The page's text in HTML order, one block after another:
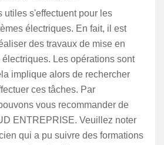
utiles s'effectuent pour les
électriques. En fait, il est
des travaux de mise en
Les opérations sont
implique alors de rechercher
ces tâches. Par
vous recommander de
ENTREPRISE. Veuillez noter
qui a pu suivre des formations